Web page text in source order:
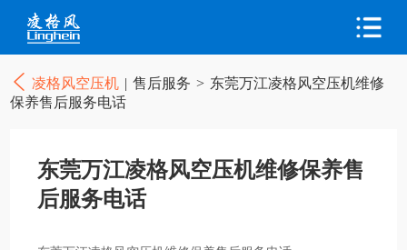
凌格风空压机 | 售后服务 > 东莞万江凌格风空压机维修
保养售后服务电话
东莞万江凌格风空压机维修保养售
后服务电话